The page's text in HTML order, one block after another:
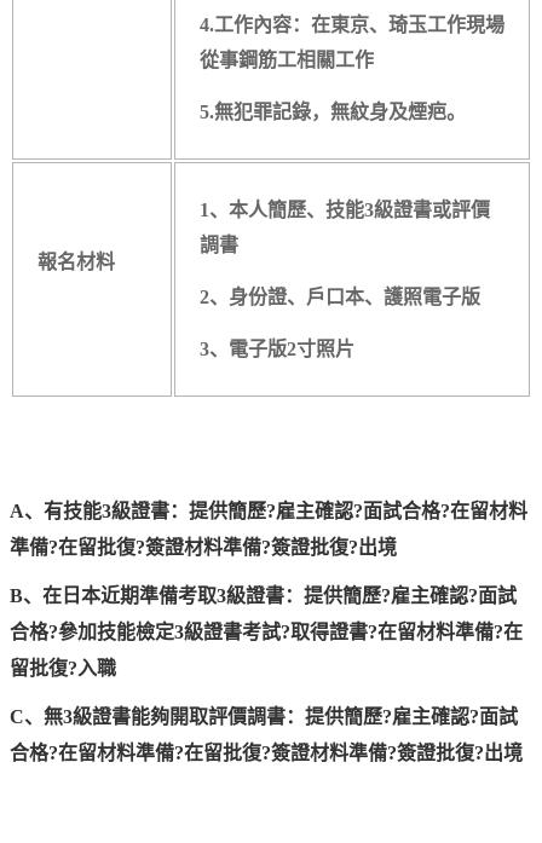
4.工作內容：在東京、琦玉工作現場
從事鋼筋工相關工作
5.無犯罪記錄，無紋身及煙疤。
報名材料
1、 本人簡歷、技能3級證書或評價
調書
2、 身份證、戶口本、護照電子版
3、電子版2寸照片
A、有技能3級證書：提供簡歷?雇主確認?面試合格?在留材料
準備?在留批復?簽證材料準備?簽證批復?出境
B、在日本近期準備考取3級證書：提供簡歷?雇主確認?面試
合格?參加技能檢定3級證書考試?取得證書?在留材料準備?在
留批復?入職
C、無3級證書能夠開取評價調書：提供簡歷?雇主確認?面試
合格?在留材料準備?在留批復?簽證材料準備?簽證批復?出境